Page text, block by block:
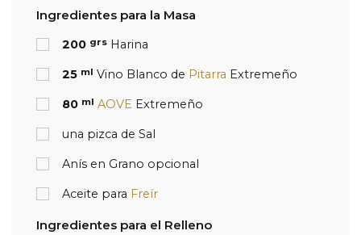
Ingredientes para la Masa
200 grs Harina
25 ml Vino Blanco de Pitarra Extremeño
80 ml AOVE Extremeño
una pizca de Sal
Anís en Grano opcional
Aceite para Freír
Ingredientes para el Relleno